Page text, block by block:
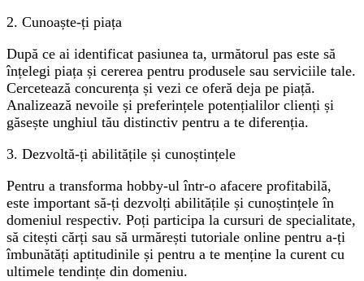
2. Cunoaște-ți piața
După ce ai identificat pasiunea ta, următorul pas este să
înțelegi piața și cererea pentru produsele sau serviciile tale.
Cercetează concurența și vezi ce oferă deja pe piață.
Analizează nevoile și preferințele potențialilor clienți și
găsește unghiul tău distinctiv pentru a te diferenția.
3. Dezvoltă-ți abilitățile și cunoștințele
Pentru a transforma hobby-ul într-o afacere profitabilă,
este important să-ți dezvolți abilitățile și cunoștințele în
domeniul respectiv. Poți participa la cursuri de specialitate,
să citești cărți sau să urmărești tutoriale online pentru a-ți
îmbunătăți aptitudinile și pentru a te menține la curent cu
ultimele tendințe din domeniu.